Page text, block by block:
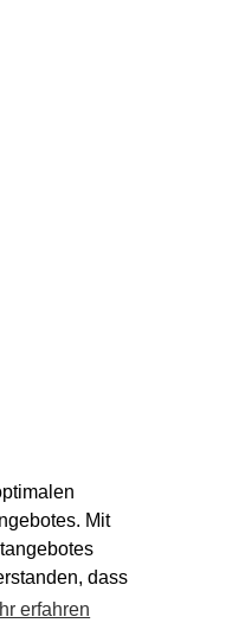
Mit
dass
erfahren